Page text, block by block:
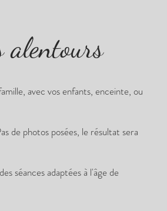
alentours
avec vos enfants, enceinte, ou
de photos posées, le résultat sera
séances adaptées à l'âge de